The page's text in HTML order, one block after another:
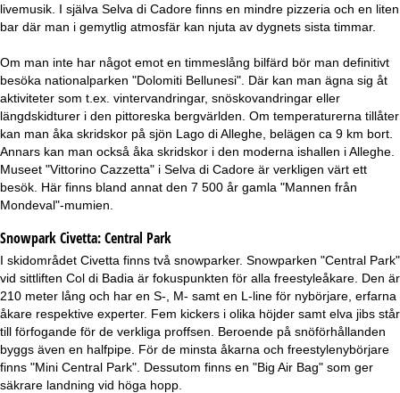
livemusik. I själva Selva di Cadore finns en mindre pizzeria och en liten
bar där man i gemytlig atmosfär kan njuta av dygnets sista timmar.
Om man inte har något emot en timmeslång bilfärd bör man definitivt
besöka nationalparken "Dolomiti Bellunesi". Där kan man ägna sig åt
aktiviteter som t.ex. vintervandringar, snöskovandringar eller
längdskidturer i den pittoreska bergvärlden. Om temperaturerna tillåter
kan man åka skridskor på sjön Lago di Alleghe, belägen ca 9 km bort.
Annars kan man också åka skridskor i den moderna ishallen i Alleghe.
Museet "Vittorino Cazzetta" i Selva di Cadore är verkligen värt ett
besök. Här finns bland annat den 7 500 år gamla "Mannen från
Mondeval"-mumien.
Snowpark Civetta:Central Park
I skidområdet Civetta finns två snowparker. Snowparken "Central Park"
vid sittliften Col di Badia är fokuspunkten för alla freestyleåkare. Den är
210 meter lång och har en S-, M- samt en L-line för nybörjare, erfarna
åkare respektive experter. Fem kickers i olika höjder samt elva jibs står
till förfogande för de verkliga proffsen. Beroende på snöförhållanden
byggs även en halfpipe. För de minsta åkarna och freestylenybörjare
finns "Mini Central Park". Dessutom finns en "Big Air Bag" som ger
säkrare landning vid höga hopp.